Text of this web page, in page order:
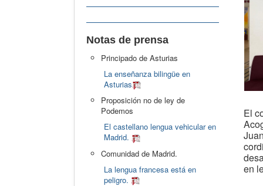
Notas de prensa
Principado de Asturias
La enseñanza bilingüe en
Asturias
Proposición no de ley de
Podemos
El castellano lengua vehicular en
Madrid.
Comunidad de Madrid.
La lengua francesa está en
peligro.
El
en